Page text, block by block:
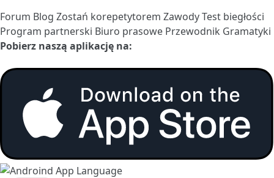
Forum Blog Zostań korepetytorem ZawodyTest biegłości
Program partnerski Biuro prasowe Przewodnik Gramatyki
Pobierz naszą aplikację na: